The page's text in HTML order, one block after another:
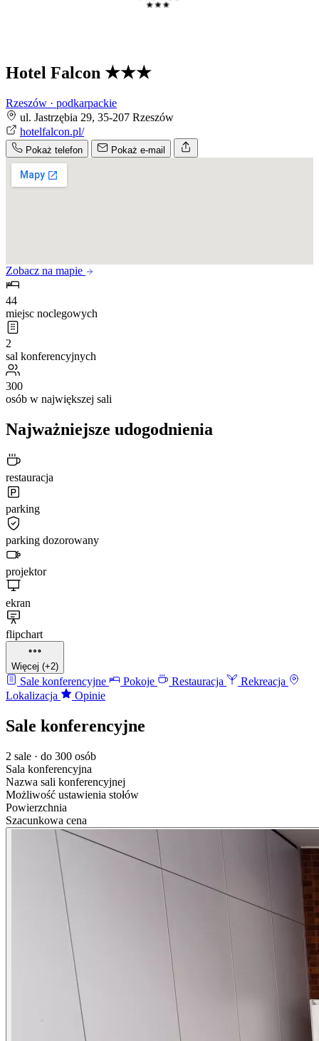
Hotel Falcon ★★★
Rzeszów · podkarpackie
ul. Jastrzębia 29, 35-207 Rzeszów
hotelfalcon.pl/
Pokaż telefon Pokaż e-mail
Zobacz na mapie
44
miejsc noclegowych
2
sal konferencyjnych
300
osób w największej sali
Najważniejsze udogodnienia
restauracja
parking
parking dozorowany
projektor
ekran
flipchart
Więcej (+2)
Sale konferencyjne Pokoje Restauracja
Rekreacja
Lokalizacja
Opinie
Sale konferencyjne
2 sale · do 300 osób
Sala konferencyjna
Nazwa sali konferencyjnej
Możliwość ustawienia stołów
Powierzchnia
Szacunkowa cena